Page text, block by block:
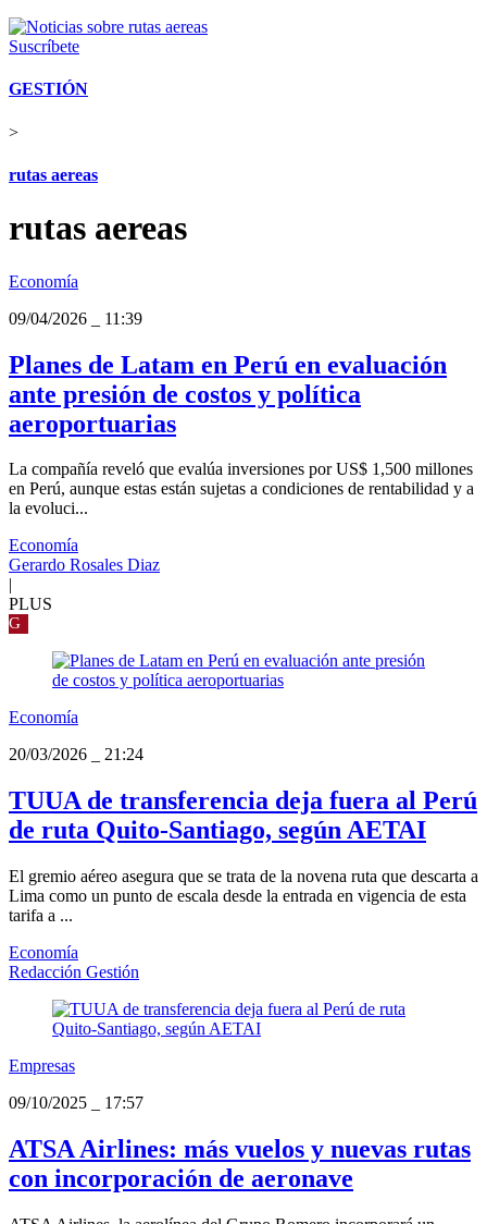
Suscríbete
GESTIÓN
>
rutas aereas
rutas aereas
Economía
09/04/2026
11:39
Planes de Latam en Perú en evaluación
ante presión de costos y política
aeroportuarias
La compañía reveló que evalúa inversiones por US$ 1,500 millones
en Perú, aunque estas están sujetas a condiciones de rentabilidad y a
la evoluci...
Economía
Gerardo Rosales Diaz
PLUS
G
Economía
20/03/2026
21:24
TUUA de transferencia deja fuera al Perú
de ruta Quito-Santiago, según AETAI
El gremio aéreo asegura que se trata de la novena ruta que descarta a
Lima como un punto de escala desde la entrada en vigencia de esta
tarifa a ...
Economía
Redacción Gestión
Empresas
09/10/2025
17:57
ATSA Airlines: más vuelos y nuevas rutas
con incorporación de aeronave